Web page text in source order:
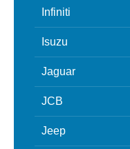
Infiniti
Isuzu
Jaguar
JCB
Jeep